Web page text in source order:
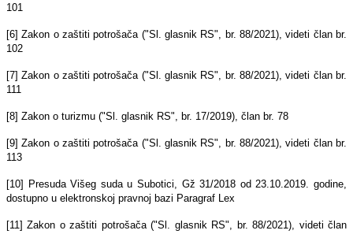
101
[6] Zakon o zaštiti potrošača ("Sl. glasnik RS", br. 88/2021), videti član br.
102
[7] Zakon o zaštiti potrošača ("Sl. glasnik RS", br. 88/2021), videti član br.
111
[8] Zakon o turizmu ("Sl. glasnik RS", br. 17/2019), član br. 78
[9] Zakon o zaštiti potrošača ("Sl. glasnik RS", br. 88/2021), videti član br.
113
[10] Presuda Višeg suda u Subotici, Gž 31/2018 od 23.10.2019. godine,
dostupno u elektronskoj pravnoj bazi Paragraf Lex
[11] Zakon o zaštiti potrošača ("Sl. glasnik RS", br. 88/2021), videti član